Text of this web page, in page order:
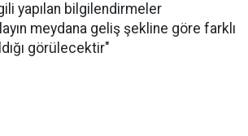
yapılan bilgilendirmeler
meydana geliş şekline göre farklı
görülecektir"